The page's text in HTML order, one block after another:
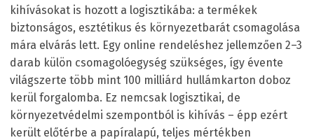
kihívásokat is hozott a logisztikába: a termékek
biztonságos, esztétikus és környezetbarát csomagolása
mára elvárás lett. Egy online rendeléshez jellemzően 2–3
darab külön csomagolóegység szükséges, így évente
világszerte több mint 100 milliárd hullámkarton doboz
kerül forgalomba. Ez nemcsak logisztikai, de
környezetvédelmi szempontból is kihívás – épp ezért
került előtérbe a papíralapú, teljes mértékben